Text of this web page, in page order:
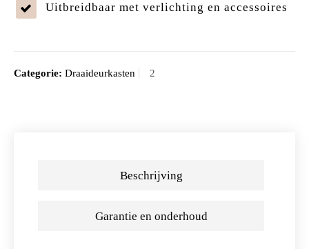
Uitbreidbaar met verlichting en accessoires
Categorie: Draaideurkasten
Beschrijving
Garantie en onderhoud